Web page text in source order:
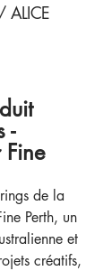
ALICE
-
de la
Perth, un
et
créatifs,